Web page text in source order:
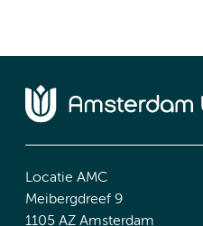
Locatie AMC
Meibergdreef 9
1105 AZ Amsterdam